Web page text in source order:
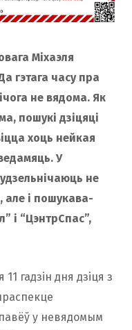
Міхаэля
гэтага часу пра
не вядома. Як
пошукі дзіцяці
хоць нейкая
У
не
але і пошукава-
і “ЦэнтрСпас”,
гадзін дня дзіця з
у невядомым